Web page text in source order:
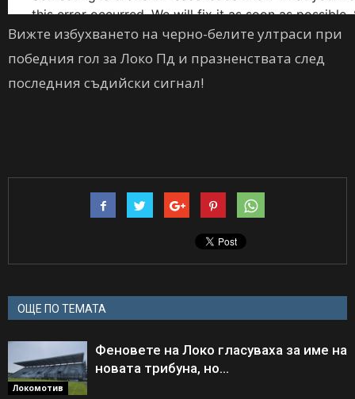
Вижте избухването на черно-белите ултраси при
победния гол за Локо Пд и празненствата след
последния съдийски сигнал!
ОЩЕ ПО ТЕМАТА
Локомотив
Феновете на Локо гласуваха за име на
новата трибуна, но…